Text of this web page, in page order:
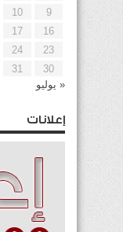
9
10
16
17
23
24
30
31
« يوليو
إعلانات